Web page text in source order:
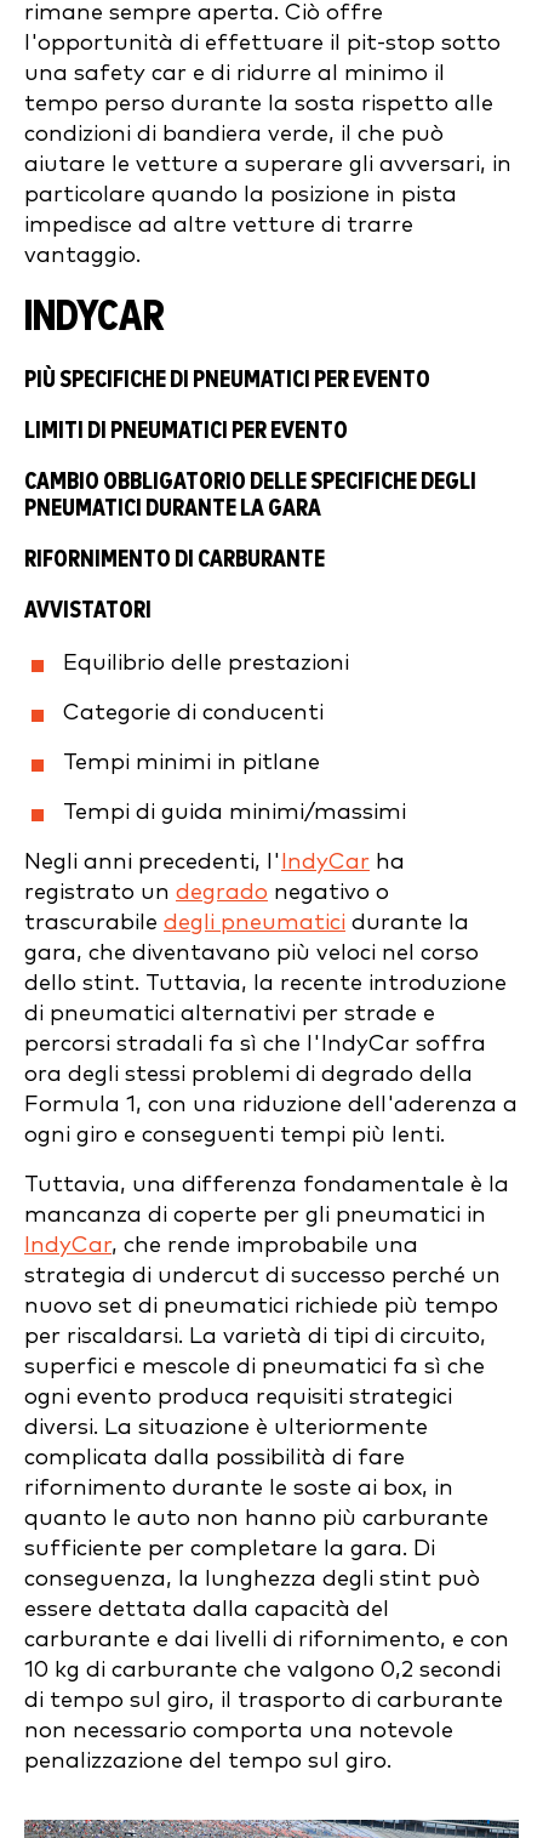
rimane sempre aperta. Ciò offre
l'opportunità di effettuare il pit-stop sotto
una safety car e di ridurre al minimo il
tempo perso durante la sosta rispetto alle
condizioni di bandiera verde, il che può
aiutare le vetture a superare gli avversari, in
particolare quando la posizione in pista
impedisce ad altre vetture di trarre
vantaggio.
INDYCAR
PIÙ SPECIFICHE DI PNEUMATICI PER EVENTO
LIMITI DI PNEUMATICI PER EVENTO
CAMBIO OBBLIGATORIO DELLE SPECIFICHE DEGLI
PNEUMATICI DURANTE LA GARA
RIFORNIMENTO DI CARBURANTE
AVVISTATORI
Equilibrio delle prestazioni
Categorie di conducenti
Tempi minimi in pitlane
Tempi di guida minimi/massimi
Negli anni precedenti, l' IndyCar ha
registrato un degrado negativo o
trascurabile degli pneumatici durante la
gara, che diventavano più veloci nel corso
dello stint. Tuttavia, la recente introduzione
di pneumatici alternativi per strade e
percorsi stradali fa sì che l'IndyCar soffra
ora degli stessi problemi di degrado della
Formula 1, con una riduzione dell'aderenza a
ogni giro e conseguenti tempi più lenti.
Tuttavia, una differenza fondamentale è la
mancanza di coperte per gli pneumatici in
IndyCar, che rende improbabile una
strategia di undercut di successo perché un
nuovo set di pneumatici richiede più tempo
per riscaldarsi. La varietà di tipi di circuito,
superfici e mescole di pneumatici fa sì che
ogni evento produca requisiti strategici
diversi. La situazione è ulteriormente
complicata dalla possibilità di fare
rifornimento durante le soste ai box, in
quanto le auto non hanno più carburante
sufficiente per completare la gara. Di
conseguenza, la lunghezza degli stint può
essere dettata dalla capacità del
carburante e dai livelli di rifornimento, e con
10 kg di carburante che valgono 0,2 secondi
di tempo sul giro, il trasporto di carburante
non necessario comporta una notevole
penalizzazione del tempo sul giro.